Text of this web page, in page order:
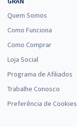
Quem Somos
Como Funciona
Como Comprar
Loja Social
Programa de Afiliados
Trabalhe Conosco
Preferência de Cookies